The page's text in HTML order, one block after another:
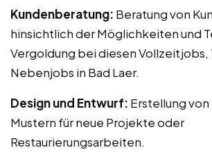
Kundenberatung: Beratung von
hinsichtlich der Möglichkeiten und
Vergoldung bei diesen Vollzeitjobs,
Nebenjobs in Bad Laer.
Design und Entwurf: Erstellung
Mustern für neue Projekte oder
Restaurierungsarbeiten.